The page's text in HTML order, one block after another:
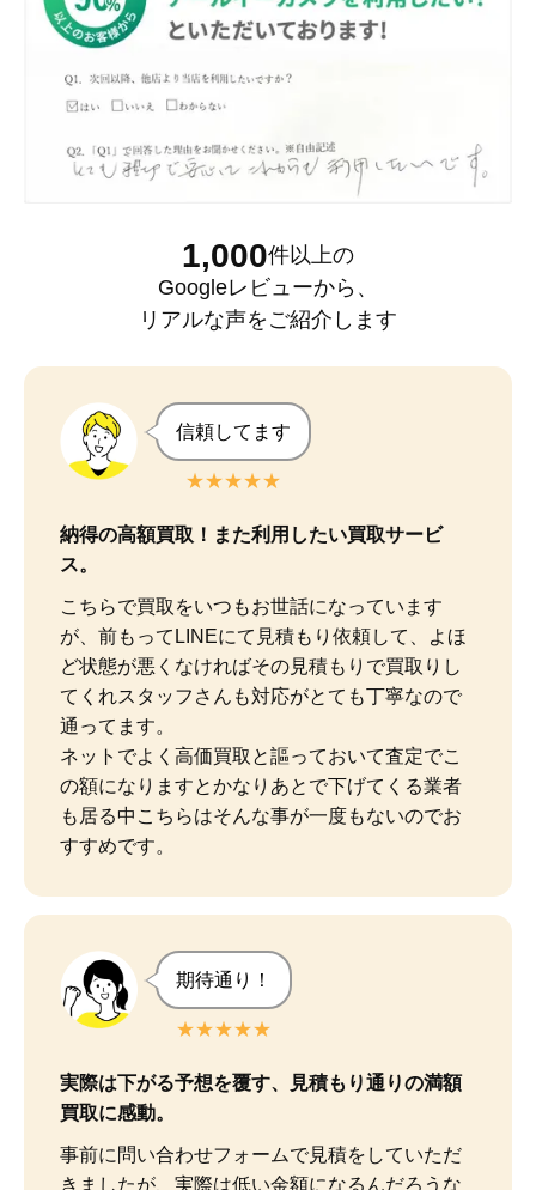
1,000件以上の
Googleレビューから、
リアルな声をご紹介します
信頼してます
★★★★★
納得の高額買取！また利用したい買取サービ
ス。
こちらで買取をいつもお世話になっています
が、前もってLINEにて見積もり依頼して、よほ
ど状態が悪くなければその見積もりで買取りし
てくれスタッフさんも対応がとても丁寧なので
通ってます。
ネットでよく高価買取と謳っておいて査定でこ
の額になりますとかなりあとで下げてくる業者
も居る中こちらはそんな事が一度もないのでお
すすめです。
期待通り！
★★★★★
実際は下がる予想を覆す、見積もり通りの満額
買取に感動。
事前に問い合わせフォームで見積をしていただ
きましたが、実際は低い金額になるんだろうな